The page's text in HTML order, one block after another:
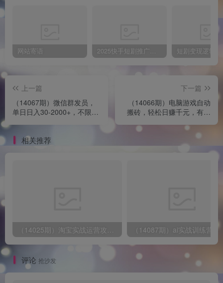
网站寄语 2025快手短剧推广新玩法，保姆级教学，日入多张，可矩阵操作
上一篇
（14067期）微信群发员，
单日日入30-2000+，不限时
下一篇
（14066期）电脑游戏自动
搬砖，轻松日赚千元，有手
相关推荐
（14025期）淘宝实战运营攻略：店铺基础优化、直通车推广、爆款打造、客服管理、搜…
评论 抢沙发